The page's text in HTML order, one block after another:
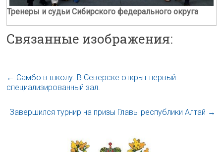
Тренеры и судьи Сибирского федерального округа
Связанные изображения:
← Самбо в школу. В Северске открыт первый
специализированный зал.
Завершился турнир на призы Главы республики Алтай →